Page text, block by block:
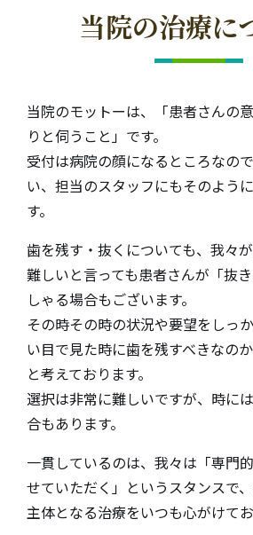
当院の治療に
当院のモットーは、「患者さんの
りと伺うこと」です。
受付は病院の顔になるところなの
い、担当のスタッフにもそのよう
す。
歯を残す・抜くについても、我々
難しいと言っても患者さんが「抜
しゃる場合もございます。
その時その時の状況や要望をしっ
い目で見た時に歯を残すべきなの
と考えております。
選択は非常に難しいですが、時に
合もあります。
一貫しているのは、我々は「専門
せていただく」というスタンスで
主体となる治療をいつも心がけてお